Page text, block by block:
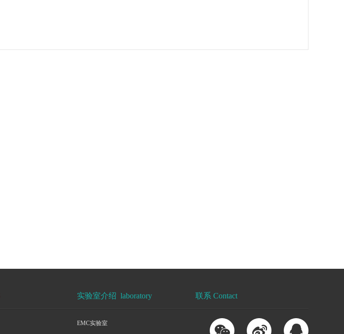
实验室介绍 laboratory
EMC实验室
联系 Contact